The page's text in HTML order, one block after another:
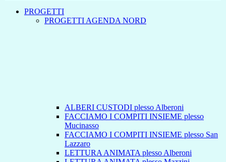
PROGETTI
PROGETTI AGENDA NORD
ALBERI CUSTODI plesso Alberoni
FACCIAMO I COMPITI INSIEME plesso
Mucinasso
FACCIAMO I COMPITI INSIEME plesso San
Lazzaro
LETTURA ANIMATA plesso Alberoni